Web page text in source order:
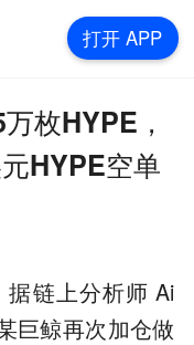
枚HYPE，
HYPE空单
据链上分析师 Ai
巨鲸再次加仓做
打开 APP